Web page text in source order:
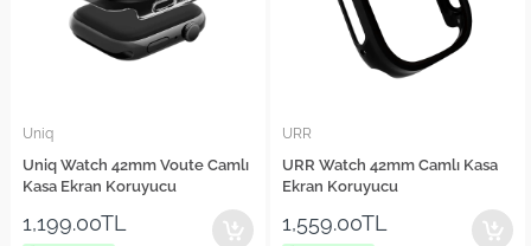
Uniq
Uniq Watch 42mm Voute Camlı
Kasa Ekran Koruyucu
1,199.00TL
URR
URR Watch 42mm Camlı Kasa
Ekran Koruyucu
1,559.00TL